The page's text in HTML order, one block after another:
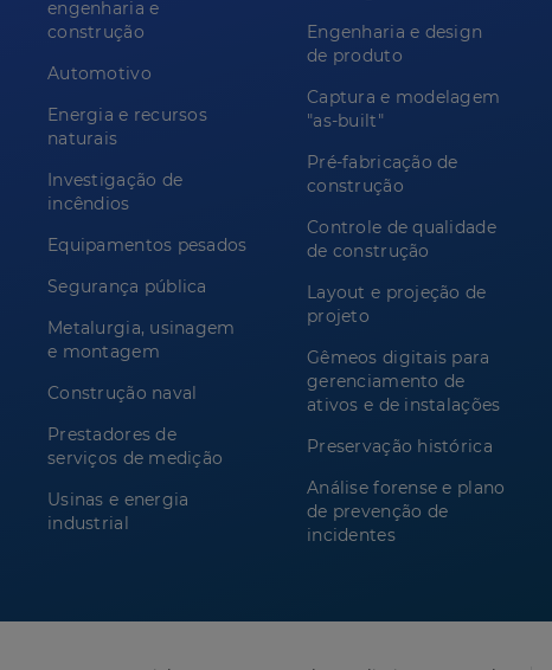
engenharia e
construção
Automotivo
Energia e recursos
naturais
Investigação de
incêndios
Equipamentos pesados
Segurança pública
Metalurgia, usinagem
e montagem
Construção naval
Prestadores de
serviços de medição
Usinas e energia
industrial
Engenharia e design
de produto
Captura e modelagem
"as-built"
Pré-fabricação de
construção
Controle de qualidade
de construção
Layout e projeção de
projeto
Gêmeos digitais para
gerenciamento de
ativos e de instalações
Preservação histórica
Análise forense e plano
de prevenção de
incidentes